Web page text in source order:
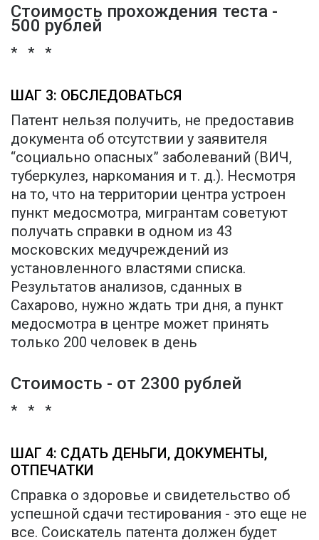
Стоимость прохождения теста -
500 рублей
* * *
ШАГ 3: ОБСЛЕДОВАТЬСЯ
Патент нельзя получить, не предоставив
документа об отсутствии у заявителя
“социально опасных” заболеваний (ВИЧ,
туберкулез, наркомания и т. д.). Несмотря
на то, что на территории центра устроен
пункт медосмотра, мигрантам советуют
получать справки в одном из 43
московских медучреждений из
установленного властями списка.
Результатов анализов, сданных в
Сахарово, нужно ждать три дня, а пункт
медосмотра в центре может принять
только 200 человек в день
Стоимость - от 2300 рублей
* * *
ШАГ 4: СДАТЬ ДЕНЬГИ, ДОКУМЕНТЫ,
ОТПЕЧАТКИ
Справка о здоровье и свидетельство об
успешной сдачи тестирования - это еще не
все. Соискатель патента должен будет